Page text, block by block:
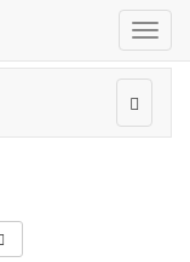
День энергетика